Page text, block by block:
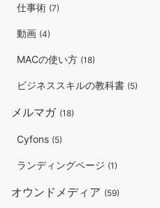
仕事術 (7)
動画 (4)
MACの使い方 (18)
ビジネススキルの教科書 (5)
メルマガ (18)
Cyfons (5)
ランディングページ (1)
オウンドメディア (59)